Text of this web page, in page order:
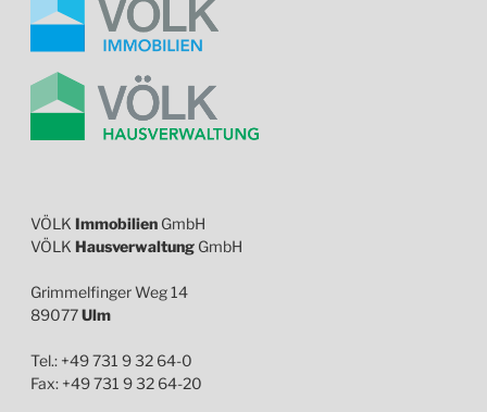
VÖLK Immobilien GmbH
VÖLK Hausverwaltung GmbH
Grimmelfinger Weg 14
89077Ulm
Tel.: +49 731 9 32 64-0
Fax: +49 731 9 32 64-20